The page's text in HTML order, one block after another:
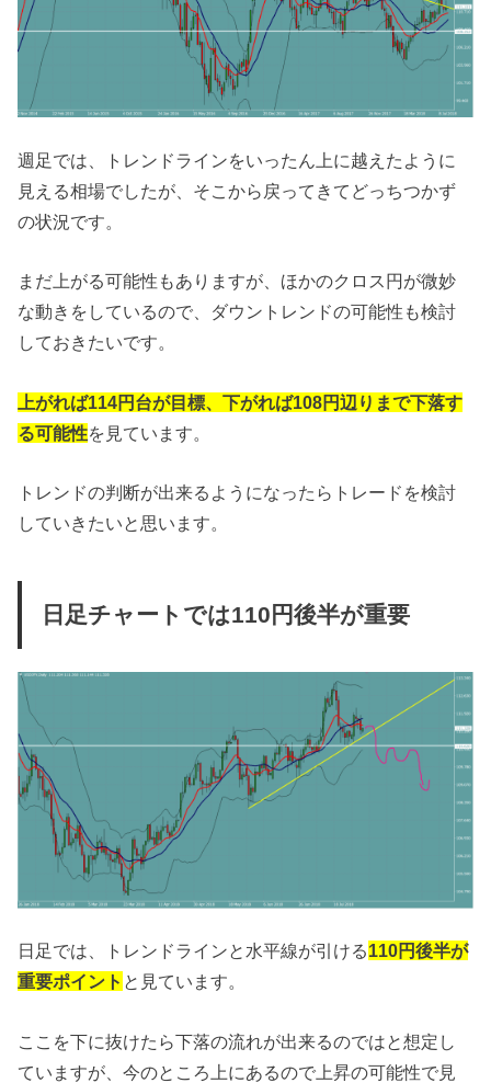
週足では、トレンドラインをいったん上に越えたように
見える相場でしたが、そこから戻ってきてどっちつかず
の状況です。
まだ上がる可能性もありますが、ほかのクロス円が微妙
な動きをしているので、ダウントレンドの可能性も検討
しておきたいです。
上がれば114円台が目標、下がれば108円辺りまで下落す
る可能性を見ています。
トレンドの判断が出来るようになったらトレードを検討
していきたいと思います。
日足チャートでは110円後半が重要
日足では、トレンドラインと水平線が引ける110円後半が
重要ポイント と見ています。
ここを下に抜けたら下落の流れが出来るのではと想定し
ていますが、今のところ上にあるので上昇の可能性で見